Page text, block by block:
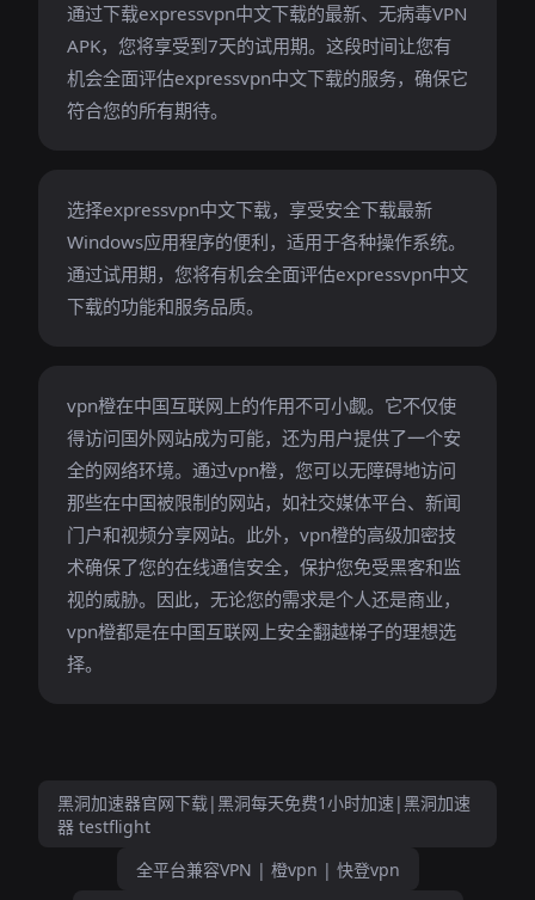
通过下载expressvpn中文下载的最新、无病毒VPN
APK，您将享受到7天的试用期。这段时间让您有
机会全面评估expressvpn中文下载的服务，确保它
符合您的所有期待。
选择expressvpn中文下载，享受安全下载最新
Windows应用程序的便利，适用于各种操作系统。
通过试用期，您将有机会全面评估expressvpn中文
下载的功能和服务品质。
vpn橙在中国互联网上的作用不可小觑。它不仅使
得访问国外网站成为可能，还为用户提供了一个安
全的网络环境。通过vpn橙，您可以无障碍地访问
那些在中国被限制的网站，如社交媒体平台、新闻
门户和视频分享网站。此外，vpn橙的高级加密技
术确保了您的在线通信安全，保护您免受黑客和监
视的威胁。因此，无论您的需求是个人还是商业，
vpn橙都是在中国互联网上安全翻越梯子的理想选
择。
黑洞加速器官网下载|黑洞每天免费1小时加速|黑洞加速
器 testflight
全平台兼容VPN | 橙vpn | 快登vpn